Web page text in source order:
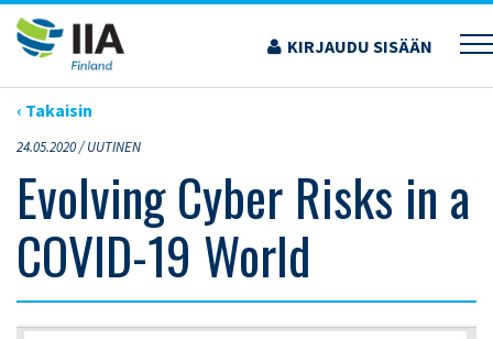
Siirry
sisältöön
KIRJAUDU SISÄÄN
›ARTIKKELIT›EVOLVING CYBER RISKS IN A COVID-19 WORLD
‹ Takaisin
24.05.2020 /UUTINEN
Evolving Cyber Risks in a
COVID-19 World